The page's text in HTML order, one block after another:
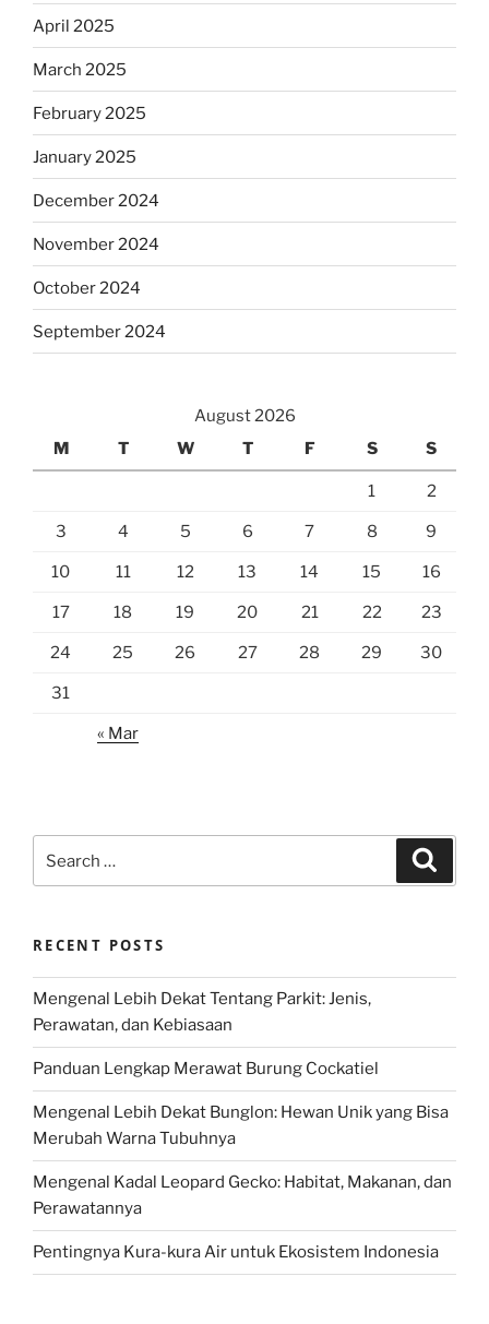
April 2025
March 2025
February 2025
January 2025
December 2024
November 2024
October 2024
September 2024
August 2026
M
T W T F S S
1 2
3 4 5 6 7 8 9
10 11 12 13 14 15 16
17 18 19 20 21 22 23
24 25 26 27 28 29 30
31
« Mar
for:
RECENT POSTS
Mengenal Lebih Dekat Tentang Parkit: Jenis,
Perawatan, dan Kebiasaan
Panduan Lengkap Merawat Burung Cockatiel
Mengenal Lebih Dekat Bunglon: Hewan Unik yang Bisa
Merubah Warna Tubuhnya
Mengenal Kadal Leopard Gecko: Habitat, Makanan, dan
Perawatannya
Pentingnya Kura-kura Air untuk Ekosistem Indonesia